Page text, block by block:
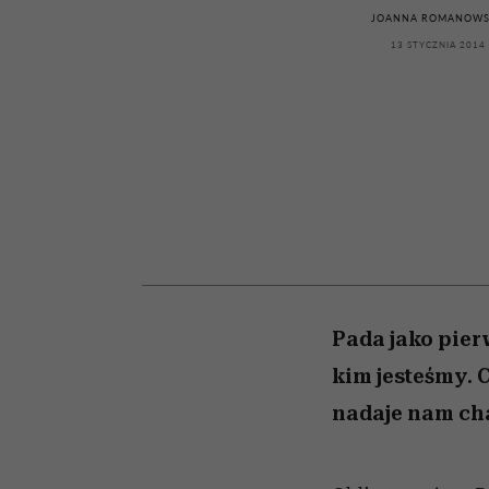
odc. 7]
JOANNA
13 STYCZNIA 2014
Pada jako
kim jesteśmy.
nadaje nam